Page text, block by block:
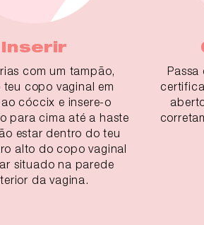
Inserir
com um tampão,
teu copo vaginal em
cóccix e insere-o
para cima até a haste
estar dentro do teu
alto do copo vaginal
situado na parede
da vagina.